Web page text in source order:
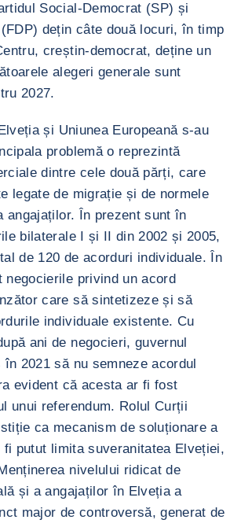
Social-Democrat (SP) și
dețin câte două locuri, în timp
creștin-democrat, deține un
alegeri generale sunt
2027.
și Uniunea Europeană s-au
problemă o reprezintă
dintre cele două părți, care
legate de migrație și de normele
angajaților. În prezent sunt în
bilaterale I și II din 2002 și 2005,
de 120 de acorduri individuale. În
negocierile privind un acord
care să sintetizeze și să
individuale existente. Cu
ani de negocieri, guvernul
2021 să nu semneze acordul
evident că acesta ar fi fost
unui referendum. Rolul Curții
ca mecanism de soluționare a
putut limita suveranitatea Elveției,
nivelului ridicat de
și a angajaților în Elveția a
major de controversă, generat de